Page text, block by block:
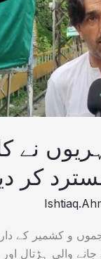
نے
کر
و کشمیر کے
والی ہڑتال اور